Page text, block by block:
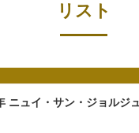
リスト
ニュイ・サン・ジョルジ